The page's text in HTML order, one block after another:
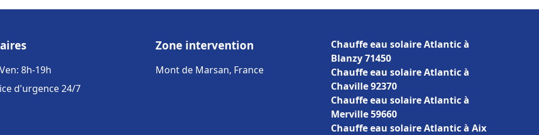
8h-19h
d'urgence 24/7
Zone intervention
Mont de Marsan, France
Chauffe eau solaire Atlantic à
Blanzy 71450
Chauffe eau solaire Atlantic à
Chaville 92370
Chauffe eau solaire Atlantic à
Merville 59660
Chauffe eau solaire Atlantic à Aix